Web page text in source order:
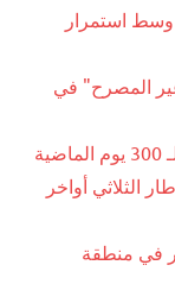
استمرار
المصرح" في
الثلاثي أواخر
في منطقة